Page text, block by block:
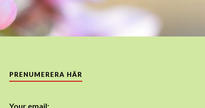
PRENUMERERA HÄR
Your email: